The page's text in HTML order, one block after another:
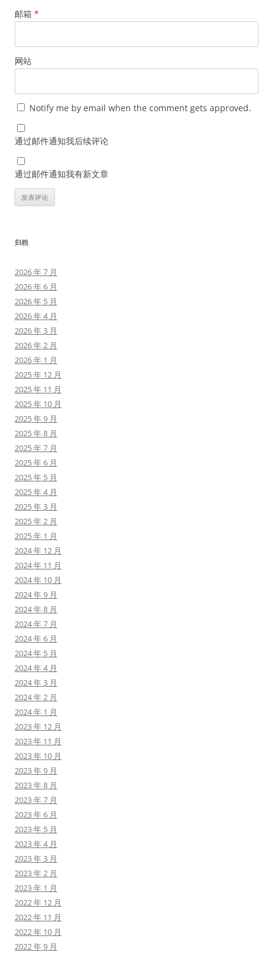
邮箱 *
网站
Notify me by email when the comment gets approved.
通过邮件通知我后续评论
通过邮件通知我有新文章
归档
2026 年 7 月
2026 年 6 月
2026 年 5 月
2026 年 4 月
2026 年 3 月
2026 年 2 月
2026 年 1 月
2025 年 12 月
2025 年 11 月
2025 年 10 月
2025 年 9 月
2025 年 8 月
2025 年 7 月
2025 年 6 月
2025 年 5 月
2025 年 4 月
2025 年 3 月
2025 年 2 月
2025 年 1 月
2024 年 12 月
2024 年 11 月
2024 年 10 月
2024 年 9 月
2024 年 8 月
2024 年 7 月
2024 年 6 月
2024 年 5 月
2024 年 4 月
2024 年 3 月
2024 年 2 月
2024 年 1 月
2023 年 12 月
2023 年 11 月
2023 年 10 月
2023 年 9 月
2023 年 8 月
2023 年 7 月
2023 年 6 月
2023 年 5 月
2023 年 4 月
2023 年 3 月
2023 年 2 月
2023 年 1 月
2022 年 12 月
2022 年 11 月
2022 年 10 月
2022 年 9 月